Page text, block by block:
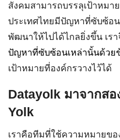
สังคมสามารถบรรลุเป้าหมา
ประเทศไทยมีปัญหาที่ซับซ้อ
พัฒนาให้ไปได้ไกลยิ่งขึ้น เรา
ปัญหาที่ซับซ้อนเหล่านั้นด้วย
เป้าหมายที่องค์กรวางไว้ได้
Datayolk มาจากส
Yolk
เราคือทีมที่ใช้ความหมายขอ